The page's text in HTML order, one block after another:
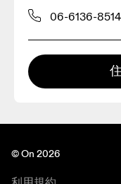
06-6136-8514
© On 2026